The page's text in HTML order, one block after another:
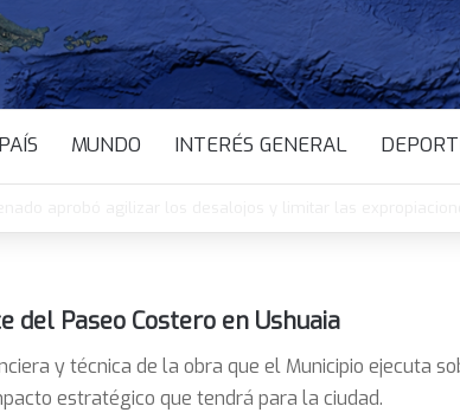
PAÍS MUNDO INTERÉS GENERAL
del Paseo Costero en Ushuaia
y técnica de la obra que el Municipio ejecuta
estratégico que tendrá para la ciudad.